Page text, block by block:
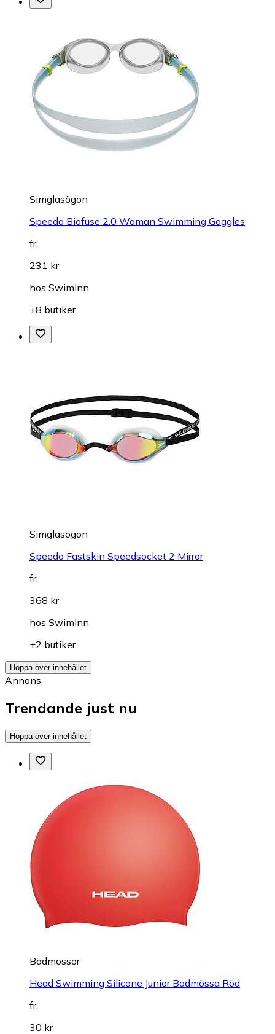
Simglasögon
Speedo Biofuse 2.0 Woman Swimming Goggles
fr.
231 kr
hos SwimInn
+8 butiker
Simglasögon
Speedo Fastskin Speedsocket 2 Mirror
fr.
368 kr
hos SwimInn
+2 butiker
Hoppa över innehållet
Annons
Trendande just nu
Hoppa över innehållet
Badmössor
Head Swimming Silicone Junior Badmössa Röd
fr.
30 kr